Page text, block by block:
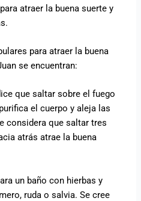
atraer la buena suerte y
para atraer la buena
se encuentran:
que saltar sobre el fuego
el cuerpo y aleja las
considera que saltar tres
atrás atrae la buena
un baño con hierbas y
ruda o salvia. Se cree